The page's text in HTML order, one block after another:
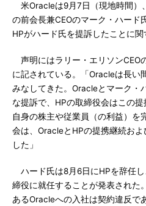
米Oracleは9月7日（現地時間）
の前会長兼CEOのマーク・ハード
HPがハード氏を提訴したことに関
声明にはラリー・エリソンCEO
に記されている。「Oracleは長い
みなしてきた。Oracleとマーク・
な提訴で、HPの取締役会はこの
自身の株主や従業員（の利益）を
会は、OracleとHPの提携継続お
した」
ハード氏は8月6日にHPを辞任
締役に就任することが発表された
あるOracleへの入社は契約違反で